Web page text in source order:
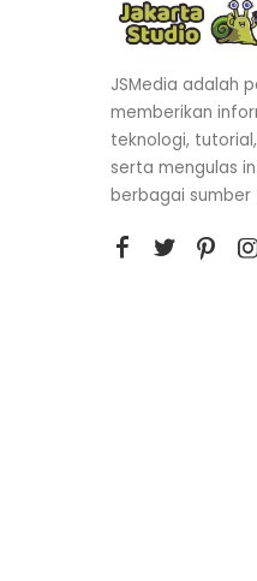
JSMedia adalah
memberikan
teknologi,
serta mengulas
berbagai